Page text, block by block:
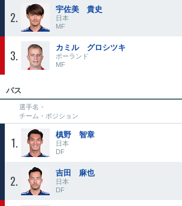
2
宇佐美 貴史
日本
MF
3
カミル グロシツキ
ポーランド
MF
パス
選手名・
チーム・ポジション
1
槙野 智章
日本
DF
2
吉田 麻也
日本
DF